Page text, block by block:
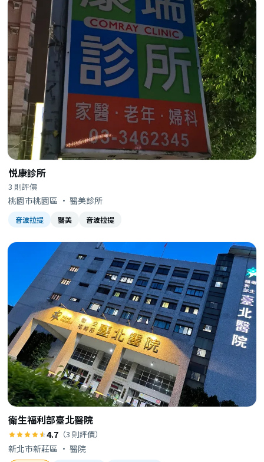
悦康診所
3 則評價
桃園市桃園區 · 醫美診所
音波拉提 醫美 音波拉提
衛生福利部臺北醫院
4.7 （3 則評價）
新北市新莊區 · 醫院